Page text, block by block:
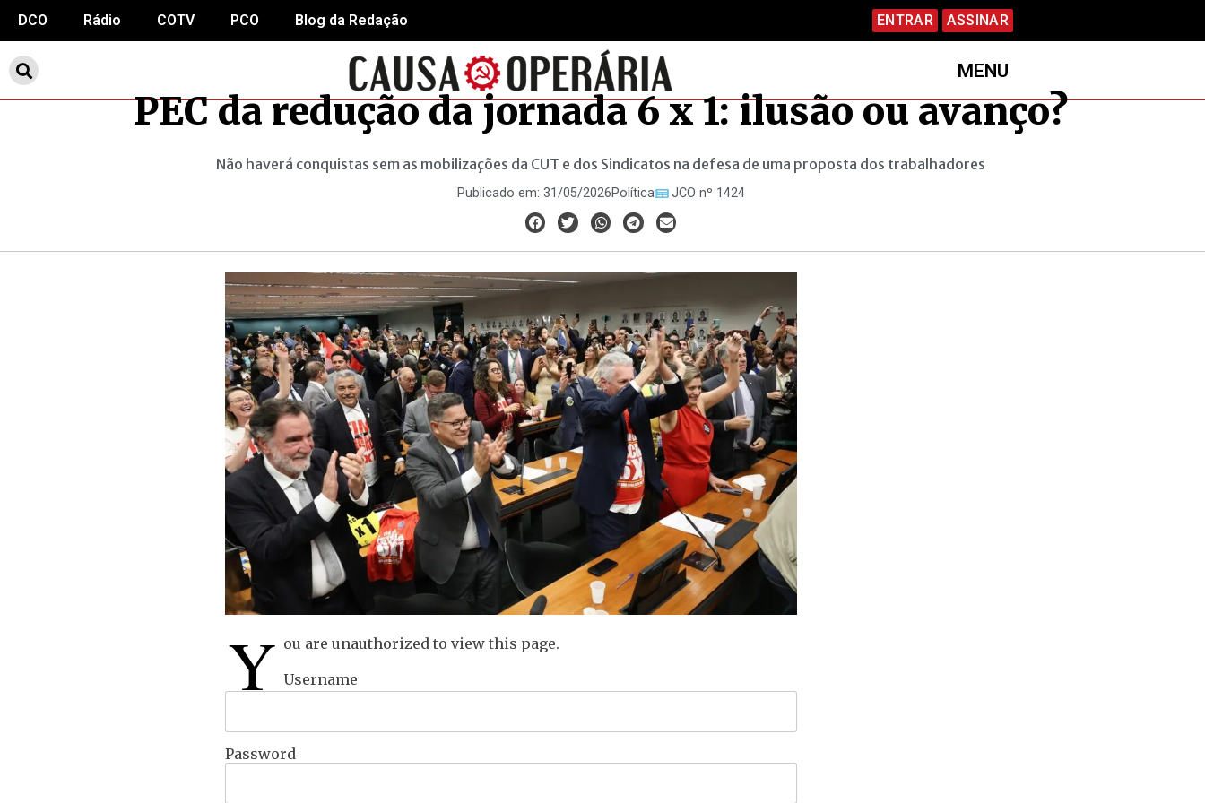
DCO Rádio COTV PCO Blog da Redação ENTRAR ASSINAR
MENU
PEC da redução da jornada 6 x 1: ilusão ou avanço?
Não haverá conquistas sem as mobilizações da CUT e dos Sindicatos na defesa de uma proposta dos trabalhadores
Publicado em: 31/05/2026Política JCO nº 1424
Y ou are unauthorized to view this page.
Username
Password